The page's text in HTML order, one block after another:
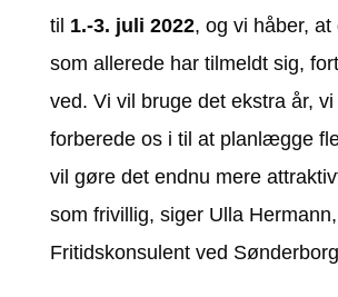
til 1.-3. juli 2022, og vi håber, at
som allerede har tilmeldt sig,
ved. Vi vil bruge det ekstra år,
forberede os i til at planlægge
vil gøre det endnu mere
som frivillig, siger Ulla
Fritidskonsulent ved